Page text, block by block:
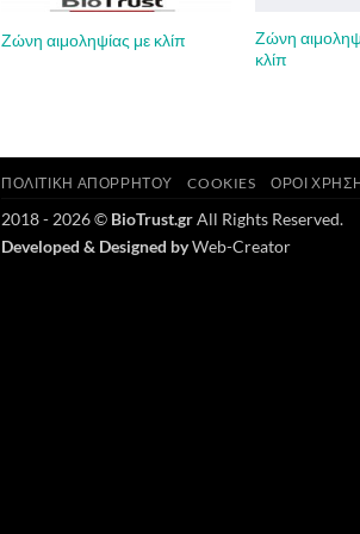
Ζώνη αιμοληψίας με κλίπ
Ζώνη
κλίπ
ΠΟΛΙΤΙΚΉ ΑΠΟΡΡΉΤΟΥ COOKIES ΌΡΟΙ
2018 - 2026 © BioTrust.grAll Rights Reserved.
Developed & Designed byWeb-Creator